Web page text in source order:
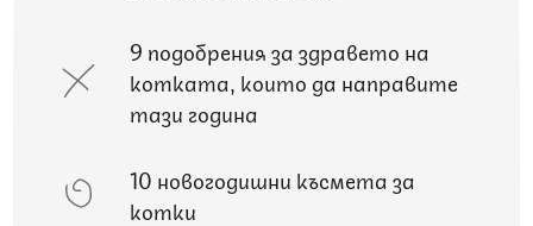
9 подобрения за здравето на
котката, които да направите
тази година
10 новогодишни късмета за
котки